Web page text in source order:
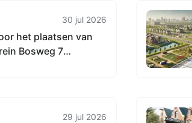
30 jul 2026
het plaatsen van
Bosweg 7
29 jul 2026